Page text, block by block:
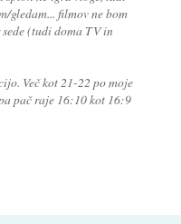
gledam... filmov ne bom
(tudi doma TV in
Več kot 21-22 po moje
pač raje 16:10 kot 16:9